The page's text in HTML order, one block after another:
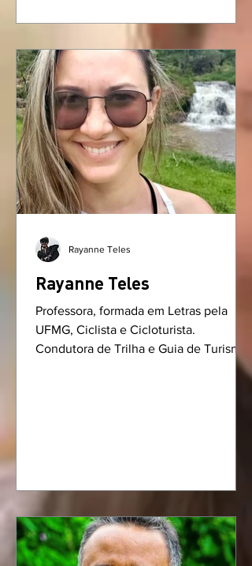
Rayanne Teles
Professora, formada em Letras pela
UFMG, Ciclista e Cicloturista.
Condutora de Trilha e Guia de Turismo
Rayanne Teles